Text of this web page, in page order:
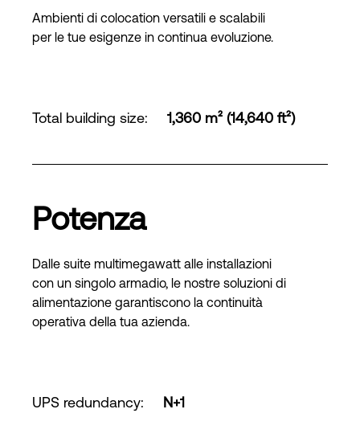
Ambienti di colocation versatili e scalabili
per le tue esigenze in continua evoluzione.
Total building size: 1,360 m² (14,640 ft²)
Potenza
Dalle suite multimegawatt alle installazioni
con un singolo armadio, le nostre soluzioni di
alimentazione garantiscono la continuità
operativa della tua azienda.
UPS redundancy: N+1